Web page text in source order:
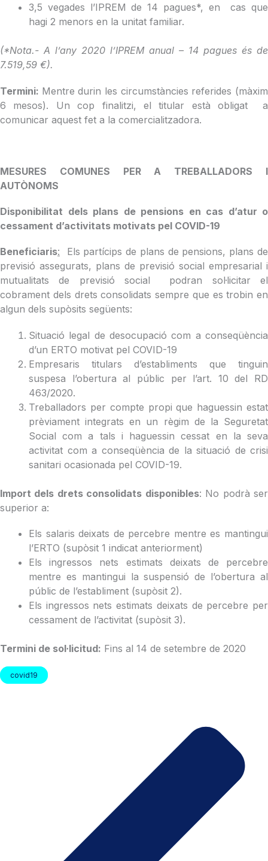
3,5 vegades l’IPREM de 14 pagues*, en cas que
hagi 2 menors en la unitat familiar.
(*Nota.- A l’any 2020 l’IPREM anual – 14 pagues és de
7.519,59 €).
Termini: Mentre durin les circumstàncies referides (màxim
6 mesos). Un cop finalitzi, el titular està obligat a
comunicar aquest fet a la comercialitzadora.
MESURES COMUNES PER A TREBALLADORS I
AUTÒNOMS
Disponibilitat dels plans de pensions en cas d’atur o
cessament d’activitats motivats pel COVID-19
Beneficiaris: Els partícips de plans de pensions, plans de
previsió assegurats, plans de previsió social empresarial i
mutualitats de previsió social podran sol·licitar el
cobrament dels drets consolidats sempre que es trobin en
algun dels supòsits següents:
Situació legal de desocupació com a conseqüència
d’un ERTO motivat pel COVID-19
Empresaris titulars d’establiments que tinguin
suspesa l’obertura al públic per l’art. 10 del RD
463/2020.
Treballadors per compte propi que haguessin estat
prèviament integrats en un règim de la Seguretat
Social com a tals i haguessin cessat en la seva
activitat com a conseqüència de la situació de crisi
sanitari ocasionada pel COVID-19.
Import dels drets consolidats disponibles: No podrà ser
superior a:
Els salaris deixats de percebre mentre es mantingui
l’ERTO (supòsit 1 indicat anteriorment)
Els ingressos nets estimats deixats de percebre
mentre es mantingui la suspensió de l’obertura al
públic de l’establiment (supòsit 2).
Els ingressos nets estimats deixats de percebre per
cessament de l’activitat (supòsit 3).
Termini de sol·licitud: Fins al 14 de setembre de 2020
covid19